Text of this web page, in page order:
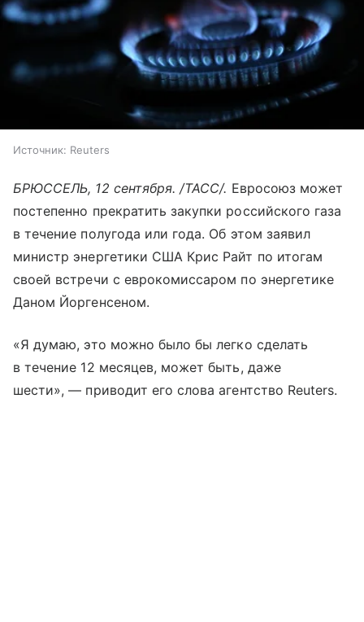
Источник: Reuters
БРЮССЕЛЬ, 12 сентября. /ТАСС/. Евросоюз может
постепенно прекратить закупки российского газа
в течение полугода или года. Об этом заявил
министр энергетики США Крис Райт по итогам
своей встречи с еврокомиссаром по энергетике
Даном Йоргенсеном.
«Я думаю, это можно было бы легко сделать
в течение 12 месяцев, может быть, даже
шести», — приводит его слова агентство Reuters.